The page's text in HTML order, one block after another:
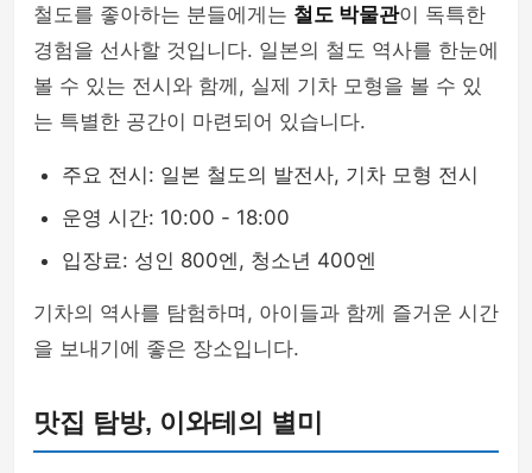
철도를 좋아하는 분들에게는 철도 박물관이 독특한
경험을 선사할 것입니다. 일본의 철도 역사를 한눈에
볼 수 있는 전시와 함께, 실제 기차 모형을 볼 수 있
는 특별한 공간이 마련되어 있습니다.
주요 전시: 일본 철도의 발전사, 기차 모형 전시
운영 시간: 10:00 - 18:00
입장료: 성인 800엔, 청소년 400엔
기차의 역사를 탐험하며, 아이들과 함께 즐거운 시간
을 보내기에 좋은 장소입니다.
맛집 탐방, 이와테의 별미